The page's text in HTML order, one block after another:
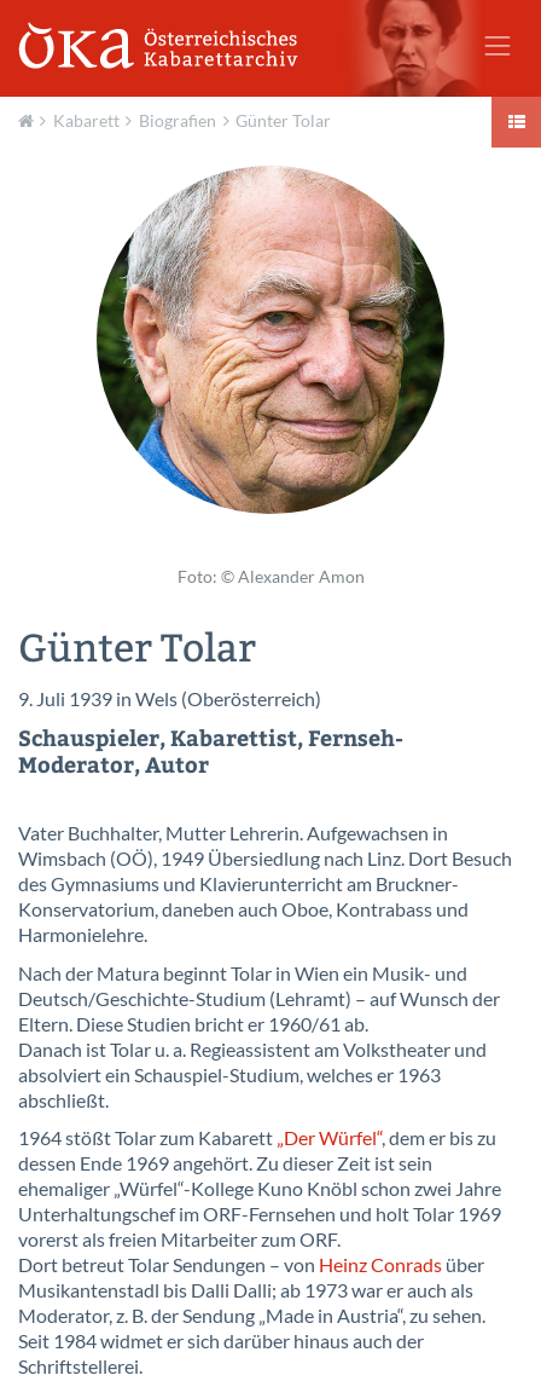
Kabarett Biografien Günter Tolar
Foto: © Alexander Amon
Günter Tolar
9. Juli 1939 in Wels (Oberösterreich)
Schauspieler, Kabarettist, Fernseh-
Moderator, Autor
Vater Buchhalter, Mutter Lehrerin. Aufgewachsen in
Wimsbach (OÖ), 1949 Übersiedlung nach Linz. Dort Besuch
des Gymnasiums und Klavierunterricht am Bruckner-
Konservatorium, daneben auch Oboe, Kontrabass und
Harmonielehre.
Nach der Matura beginnt Tolar in Wien ein Musik- und
Deutsch/Geschichte-Studium (Lehramt) – auf Wunsch der
Eltern. Diese Studien bricht er 1960/61 ab.
Danach ist Tolar u. a. Regieassistent am Volkstheater und
absolviert ein Schauspiel-Studium, welches er 1963
abschließt.
1964 stößt Tolar zum Kabarett „Der Würfel“, dem er bis zu
dessen Ende 1969 angehört. Zu dieser Zeit ist sein
ehemaliger „Würfel“-Kollege Kuno Knöbl schon zwei Jahre
Unterhaltungschef im ORF-Fernsehen und holt Tolar 1969
vorerst als freien Mitarbeiter zum ORF.
Dort betreut Tolar Sendungen – von Heinz Conrads über
Musikantenstadl bis Dalli Dalli; ab 1973 war er auch als
Moderator, z. B. der Sendung „Made in Austria“, zu sehen.
Seit 1984 widmet er sich darüber hinaus auch der
Schriftstellerei.